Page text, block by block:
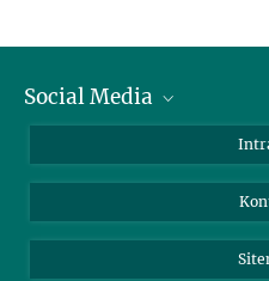
Social Media
LinkedIn